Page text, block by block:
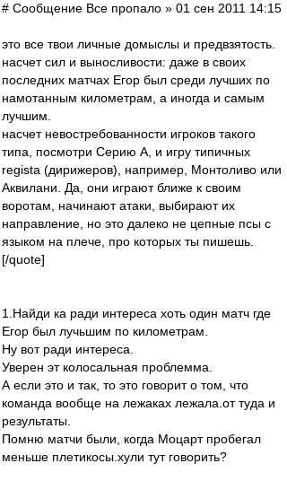
# Сообщение Все пропало » 01 сен 2011 14:15
это все твои личные домыслы и предвзятость.
насчет сил и выносливости: даже в своих
последних матчах Егор был среди лучших по
намотанным километрам, а иногда и самым
лучшим.
насчет невостребованности игроков такого
типа, посмотри Серию А, и игру типичных
regista (дирижеров), например, Монтоливо или
Аквилани. Да, они играют ближе к своим
воротам, начинают атаки, выбирают их
направление, но это далеко не цепные псы с
языком на плече, про которых ты пишешь.
[/quote]
1.Найди ка ради интереса хоть один матч где
Егор был лучьшим по километрам.
Ну вот ради интереса.
Уверен эт колосальная проблемма.
А если это и так, то это говорит о том, что
команда вообще на лежаках лежала.от туда и
результаты.
Помню матчи были, когда Моцарт пробегал
меньше плетикосы.хули тут говорить?